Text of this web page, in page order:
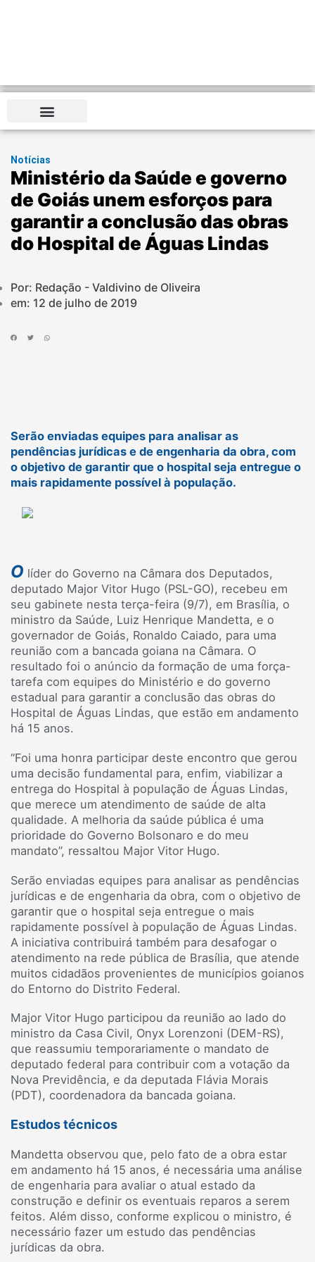
Notícias
Ministério da Saúde e governo
de Goiás unem esforços para
garantir a conclusão das obras
do Hospital de Águas Lindas
Por: Redação - Valdivino de Oliveira
em: 12 de julho de 2019
Serão enviadas equipes para analisar as
pendências jurídicas e de engenharia da obra, com
o objetivo de garantir que o hospital seja entregue o
mais rapidamente possível à população.
O líder do Governo na Câmara dos Deputados,
deputado Major Vitor Hugo (PSL-GO), recebeu em
seu gabinete nesta terça-feira (9/7), em Brasília, o
ministro da Saúde, Luiz Henrique Mandetta, e o
governador de Goiás, Ronaldo Caiado, para uma
reunião com a bancada goiana na Câmara. O
resultado foi o anúncio da formação de uma força-
tarefa com equipes do Ministério e do governo
estadual para garantir a conclusão das obras do
Hospital de Águas Lindas, que estão em andamento
há 15 anos.
“Foi uma honra participar deste encontro que gerou
uma decisão fundamental para, enfim, viabilizar a
entrega do Hospital à população de Águas Lindas,
que merece um atendimento de saúde de alta
qualidade. A melhoria da saúde pública é uma
prioridade do Governo Bolsonaro e do meu
mandato”, ressaltou Major Vitor Hugo.
Serão enviadas equipes para analisar as pendências
jurídicas e de engenharia da obra, com o objetivo de
garantir que o hospital seja entregue o mais
rapidamente possível à população de Águas Lindas.
A iniciativa contribuirá também para desafogar o
atendimento na rede pública de Brasília, que atende
muitos cidadãos provenientes de municípios goianos
do Entorno do Distrito Federal.
Major Vitor Hugo participou da reunião ao lado do
ministro da Casa Civil, Onyx Lorenzoni (DEM-RS),
que reassumiu temporariamente o mandato de
deputado federal para contribuir com a votação da
Nova Previdência, e da deputada Flávia Morais
(PDT), coordenadora da bancada goiana.
Estudos técnicos
Mandetta observou que, pelo fato de a obra estar
em andamento há 15 anos, é necessária uma análise
de engenharia para avaliar o atual estado da
construção e definir os eventuais reparos a serem
feitos. Além disso, conforme explicou o ministro, é
necessário fazer um estudo das pendências
jurídicas da obra.